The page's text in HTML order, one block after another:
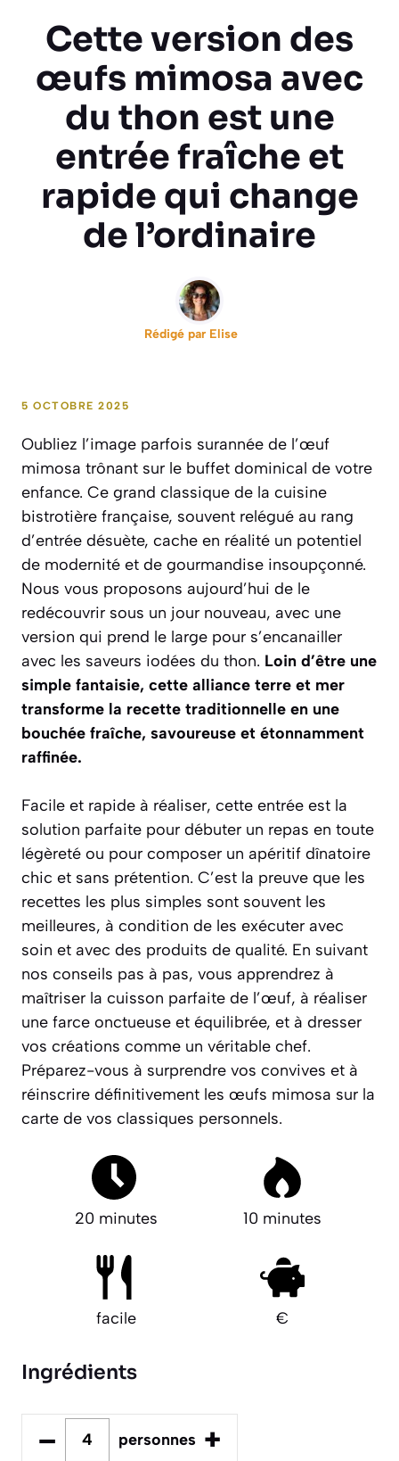
Cette version des
œufs mimosa avec
du thon est une
entrée fraîche et
rapide qui change
de l’ordinaire
Rédigé par Elise
5 OCTOBRE 2025
Oubliez l’image parfois surannée de l’œuf
mimosa trônant sur le buffet dominical de votre
enfance. Ce grand classique de la cuisine
bistrotière française, souvent relégué au rang
d’entrée désuète, cache en réalité un potentiel
de modernité et de gourmandise insoupçonné.
Nous vous proposons aujourd’hui de le
redécouvrir sous un jour nouveau, avec une
version qui prend le large pour s’encanailler
avec les saveurs iodées du thon. Loin d’être une
simple fantaisie, cette alliance terre et mer
transforme la recette traditionnelle en une
bouchée fraîche, savoureuse et étonnamment
raffinée.
Facile et rapide à réaliser, cette entrée est la
solution parfaite pour débuter un repas en toute
légèreté ou pour composer un apéritif dînatoire
chic et sans prétention. C’est la preuve que les
recettes les plus simples sont souvent les
meilleures, à condition de les exécuter avec
soin et avec des produits de qualité. En suivant
nos conseils pas à pas, vous apprendrez à
maîtriser la cuisson parfaite de l’œuf, à réaliser
une farce onctueuse et équilibrée, et à dresser
vos créations comme un véritable chef.
Préparez-vous à surprendre vos convives et à
réinscrire définitivement les œufs mimosa sur la
carte de vos classiques personnels.
20 minutes 10 minutes
facile €
Ingrédients
– personnes +